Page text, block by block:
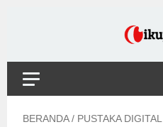
BERANDA / PUSTAKA DIGITAL